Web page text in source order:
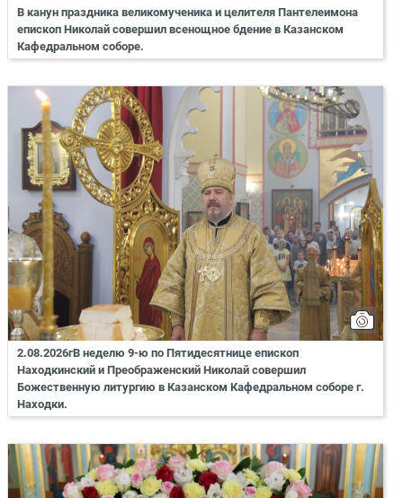
В канун праздника великомученика и целителя Пантелеимона
епископ Николай совершил всенощное бдение в Казанском
Кафедральном соборе.
2.08.2026гВ неделю 9-ю по Пятидесятнице епископ
Находкинский и Преображенский Николай совершил
Божественную литургию в Казанском Кафедральном соборе г.
Находки.